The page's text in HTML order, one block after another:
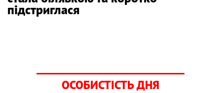
підстриглася
ОСОБИСТІСТЬ ДНЯ